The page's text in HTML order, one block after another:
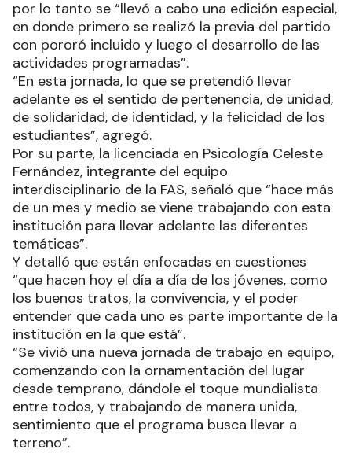
por lo tanto se “llevó a cabo una edición especial,
en donde primero se realizó la previa del partido
con pororó incluido y luego el desarrollo de las
actividades programadas”.
“En esta jornada, lo que se pretendió llevar
adelante es el sentido de pertenencia, de unidad,
de solidaridad, de identidad, y la felicidad de los
estudiantes”, agregó.
Por su parte, la licenciada en Psicología Celeste
Fernández, integrante del equipo
interdisciplinario de la FAS, señaló que “hace más
de un mes y medio se viene trabajando con esta
institución para llevar adelante las diferentes
temáticas”.
Y detalló que están enfocadas en cuestiones
“que hacen hoy el día a día de los jóvenes, como
los buenos tratos, la convivencia, y el poder
entender que cada uno es parte importante de la
institución en la que está”.
“Se vivió una nueva jornada de trabajo en equipo,
comenzando con la ornamentación del lugar
desde temprano, dándole el toque mundialista
entre todos, y trabajando de manera unida,
sentimiento que el programa busca llevar a
terreno”.